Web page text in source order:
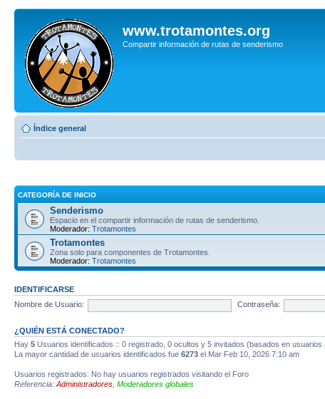
www.trotamontes.org
Compartir información de rutas de senderismo
Índice general
CATEGORÍA DE INICIO
Senderismo
Espacio en el compartir información de rutas de senderismo.
Moderador: Trotamontes
Trotamontes
Zona solo para componentes de Trotamontes.
Moderador: Trotamontes
IDENTIFICARSE
Nombre de Usuario:
Contraseña:
¿QUIÉN ESTÁ CONECTADO?
Hay 5 Usuarios identificados :: 0 registrado, 0 ocultos y 5 invitados (basados en
La mayor cantidad de usuarios identificados fue 6273 el Mar Feb 10, 2026 7:10 am
Usuarios registrados: No hay usuarios registrados visitando el Foro
Referencia: Administradores Moderadores globales